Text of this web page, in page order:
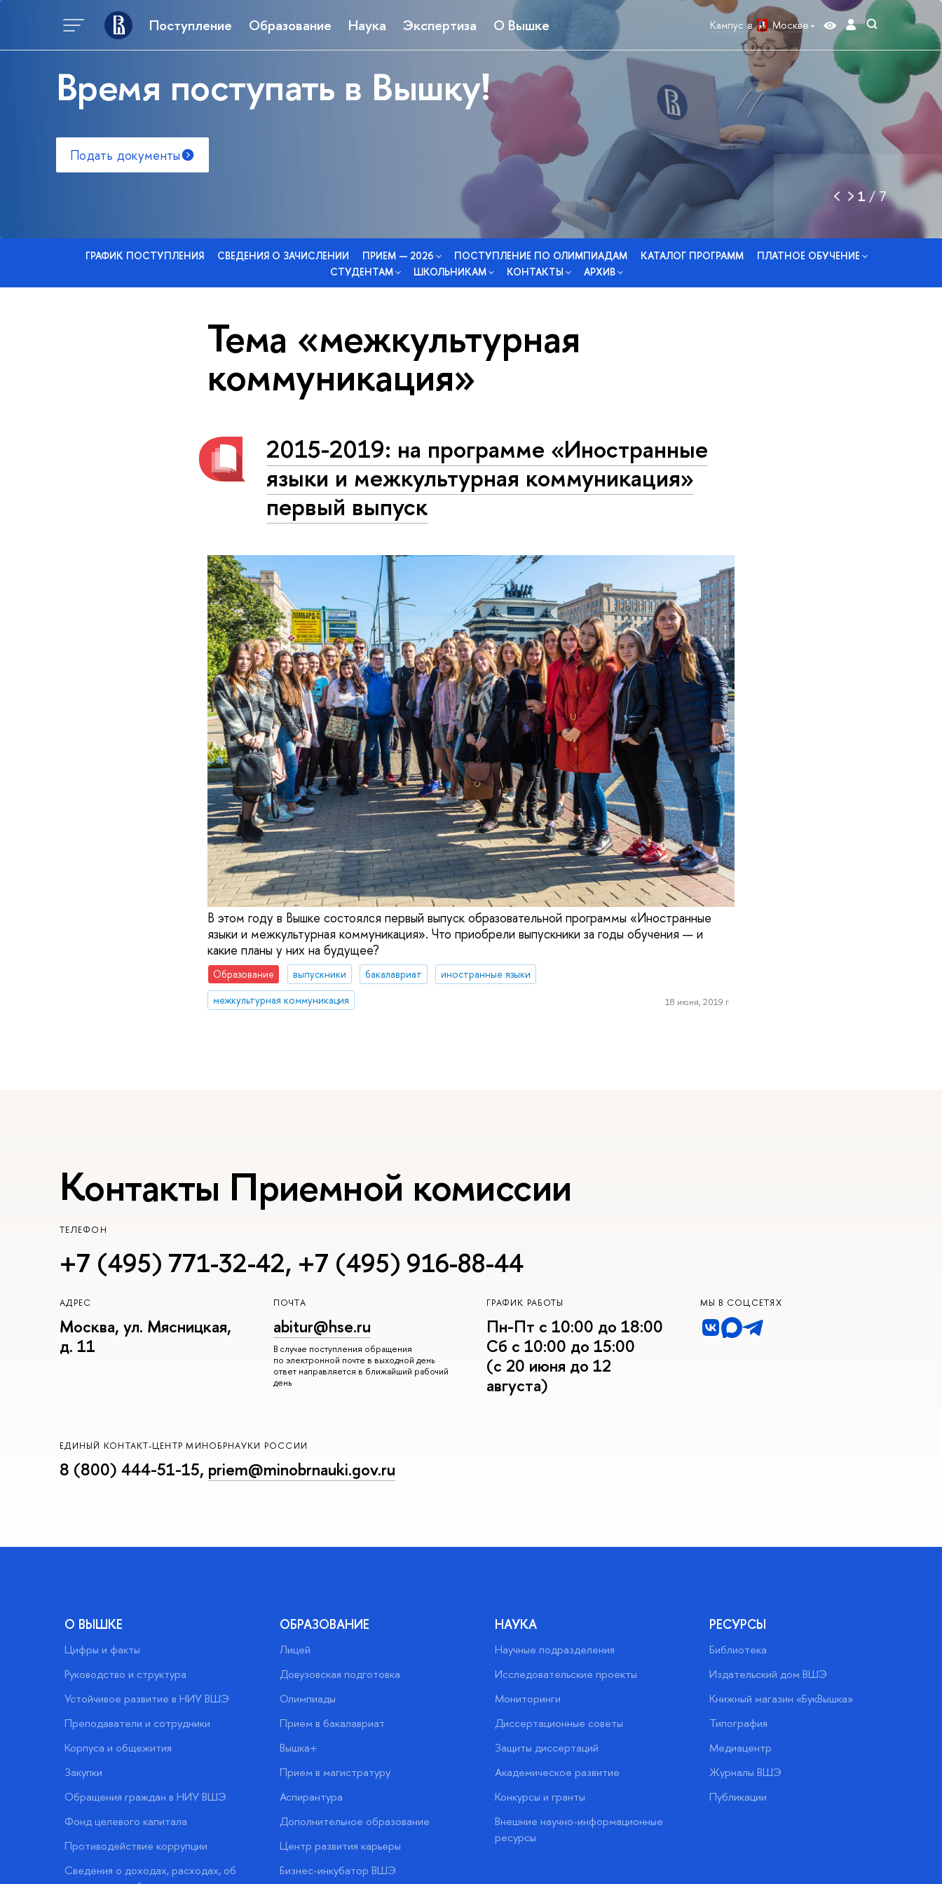
Поступление Образование Наука Экспертиза О Вышке Кампус в Москве
Время поступать в Вышку!
Подать документы
1 /7
ГРАФИК ПОСТУПЛЕНИЯ СВЕДЕНИЯ О ЗАЧИСЛЕНИИ ПРИЕМ — 2026 ПОСТУПЛЕНИЕ ПО ОЛИМПИАДАМ КАТАЛОГ ПРОГРАММ
ПЛАТНОЕ ОБУЧЕНИЕ
СТУДЕНТАМ
ШКОЛЬНИКАМ КОНТАКТЫ АРХИВ
Тема «межкультурная
коммуникация»
2015-2019: на программе «Иностранные
языки и межкультурная коммуникация»
первый выпуск
В этом году в Вышке состоялся первый выпуск образовательной программы «Иностранные
языки и межкультурная коммуникация». Что приобрели выпускники за годы обучения — и
какие планы у них на будущее?
Образование выпускники бакалавриат
иностранные языки
межкультурная коммуникация
18 июня, 2019 г.
Контакты Приемной комиссии
ТЕЛЕФОН
+7 (495) 771-32-42, +7 (495) 916-88-44
АДРЕС
Москва, ул. Мясницкая,
д. 11
ПОЧТА
abitur@hse.ru
В случае поступления обращения
по электронной почте в выходной день
ответ направляется в ближайший рабочий
день
ГРАФИК РАБОТЫ
Пн-Пт с 10:00 до 18:00
Сб с 10:00 до 15:00
(с 20 июня до 12
августа)
МЫ В СОЦСЕТЯХ
ЕДИНЫЙ КОНТАКТ-ЦЕНТР МИНОБРНАУКИ РОССИИ
8 (800) 444-51-15, priem@minobrnauki.gov.ru
О ВЫШКЕ
Цифры и факты
Руководство и структура
Устойчивое развитие в НИУ ВШЭ
Преподаватели и сотрудники
Корпуса и общежития
Закупки
Обращения граждан в НИУ ВШЭ
Фонд целевого капитала
Противодействие коррупции
Сведения о доходах, расходах, об
ОБРАЗОВАНИЕ
Лицей
Довузовская подготовка
Олимпиады
Прием в бакалавриат
Вышка+
Прием в магистратуру
Аспирантура
Дополнительное образование
Центр развития карьеры
Бизнес-инкубатор ВШЭ
НАУКА
Научные подразделения
Исследовательские проекты
Мониторинги
Диссертационные советы
Защиты диссертаций
Академическое развитие
Конкурсы и гранты
Внешние научно-информационные
ресурсы
РЕСУРСЫ
Библиотека
Издательский дом ВШЭ
Книжный магазин «БукВышка»
Типография
Медиацентр
Журналы ВШЭ
Публикации